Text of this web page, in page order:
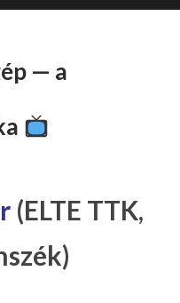
KT
L
IL
LA
G
O
Előadássorozat
Természettudományi
Intézetében
— a
(ELTE TTK,